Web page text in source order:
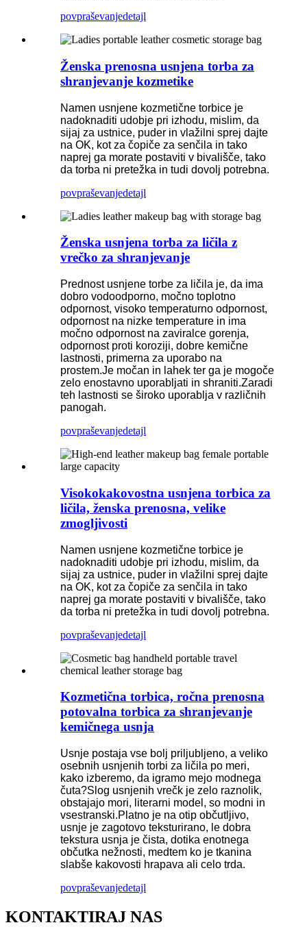
povpraševanjedetajl
Ženska prenosna usnjena torba za
shranjevanje kozmetike
Namen usnjene kozmetične torbice je
nadoknaditi udobje pri izhodu, mislim, da
sijaj za ustnice, puder in vlažilni sprej dajte
na OK, kot za čopiče za senčila in tako
naprej ga morate postaviti v bivališče, tako
da torba ni pretežka in tudi dovolj potrebna.
povpraševanjedetajl
Ženska usnjena torba za ličila z
vrečko za shranjevanje
Prednost usnjene torbe za ličila je, da ima
dobro vodoodporno, močno toplotno
odpornost, visoko temperaturno odpornost,
odpornost na nizke temperature in ima
močno odpornost na zaviralce gorenja,
odpornost proti koroziji, dobre kemične
lastnosti, primerna za uporabo na
prostem.Je močan in lahek ter ga je mogoče
zelo enostavno uporabljati in shraniti.Zaradi
teh lastnosti se široko uporablja v različnih
panogah.
povpraševanjedetajl
Visokokakovostna usnjena torbica za
ličila, ženska prenosna, velike
zmogljivosti
Namen usnjene kozmetične torbice je
nadoknaditi udobje pri izhodu, mislim, da
sijaj za ustnice, puder in vlažilni sprej dajte
na OK, kot za čopiče za senčila in tako
naprej ga morate postaviti v bivališče, tako
da torba ni pretežka in tudi dovolj potrebna.
povpraševanjedetajl
Kozmetična torbica, ročna prenosna
potovalna torbica za shranjevanje
kemičnega usnja
Usnje postaja vse bolj priljubljeno, a veliko
osebnih usnjenih torbi za ličila po meri,
kako izberemo, da igramo mejo modnega
čuta?Slog usnjenih vrečk je zelo raznolik,
obstajajo mori, literarni model, so modni in
vsestranski.Platno je na otip občutljivo,
usnje je zagotovo teksturirano, le dobra
tekstura usnja je čista, dotika enotnega
občutka nežnosti, medtem ko je tkanina
slabše kakovosti hrapava ali celo trda.
povpraševanjedetajl
KONTAKTIRAJ NAS